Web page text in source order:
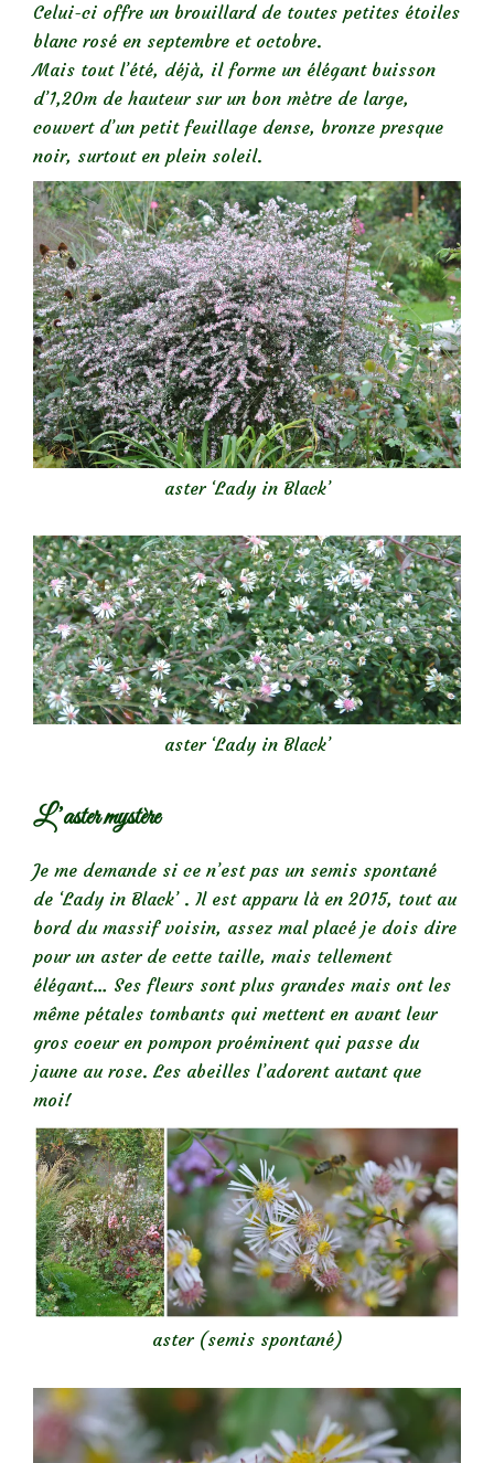
Celui-ci offre un brouillard de toutes petites étoiles
blanc rosé en septembre et octobre.
Mais tout l’été, déjà, il forme un élégant buisson
d’1,20m de hauteur sur un bon mètre de large,
couvert d’un petit feuillage dense, bronze presque
noir, surtout en plein soleil.
aster ‘Lady in Black’
aster ‘Lady in Black’
L’aster mystère
Je me demande si ce n’est pas un semis spontané
de ‘Lady in Black’ . Il est apparu là en 2015, tout au
bord du massif voisin, assez mal placé je dois dire
pour un aster de cette taille, mais tellement
élégant… Ses fleurs sont plus grandes mais ont les
même pétales tombants qui mettent en avant leur
gros coeur en pompon proéminent qui passe du
jaune au rose. Les abeilles l’adorent autant que
moi!
aster (semis spontané)